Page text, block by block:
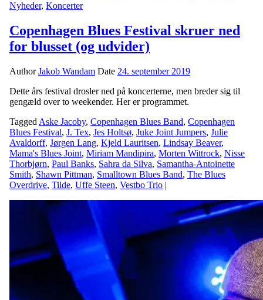
Nyheder, Koncerter
Copenhagen Blues Festival skruer ned
for blusset (og udvider)
AuthorJakob Wandam Date 24. september 2019
Dette års festival drosler ned på koncerterne, men breder sig til
gengæld over to weekender. Her er programmet.
Tagged Aske Jacoby, Copenhagen Blues Band, Copenhagen
Blues Festival, J. Tex, Jes Holtsø, Juke Joint Jumpers, Julie
Avaldorff, Jørgen Lang, Kjeld Lauritsen, Lindsay Beaver,
Mama's Blues Joint, Miriam Mandipira, Morten Wittrock, Nisse
Thorbjørn, Paul Banks, Sahra da Silva, Samantha-Antoinette
Smith, Shawn Pittman, Smalltown Blues Band, The Blues
Overdrive, Tilde, Uffe Steen, Vestbo Trio |